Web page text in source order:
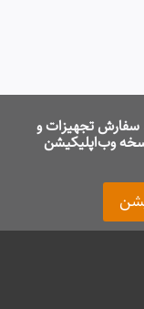
سفارش تجهیزات و
وب‌اپلیکیشن